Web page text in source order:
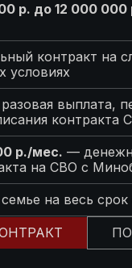
р. до 12 000 000
контракт на
условиях
выплата,
р./мес. —
на СВО с
на весь